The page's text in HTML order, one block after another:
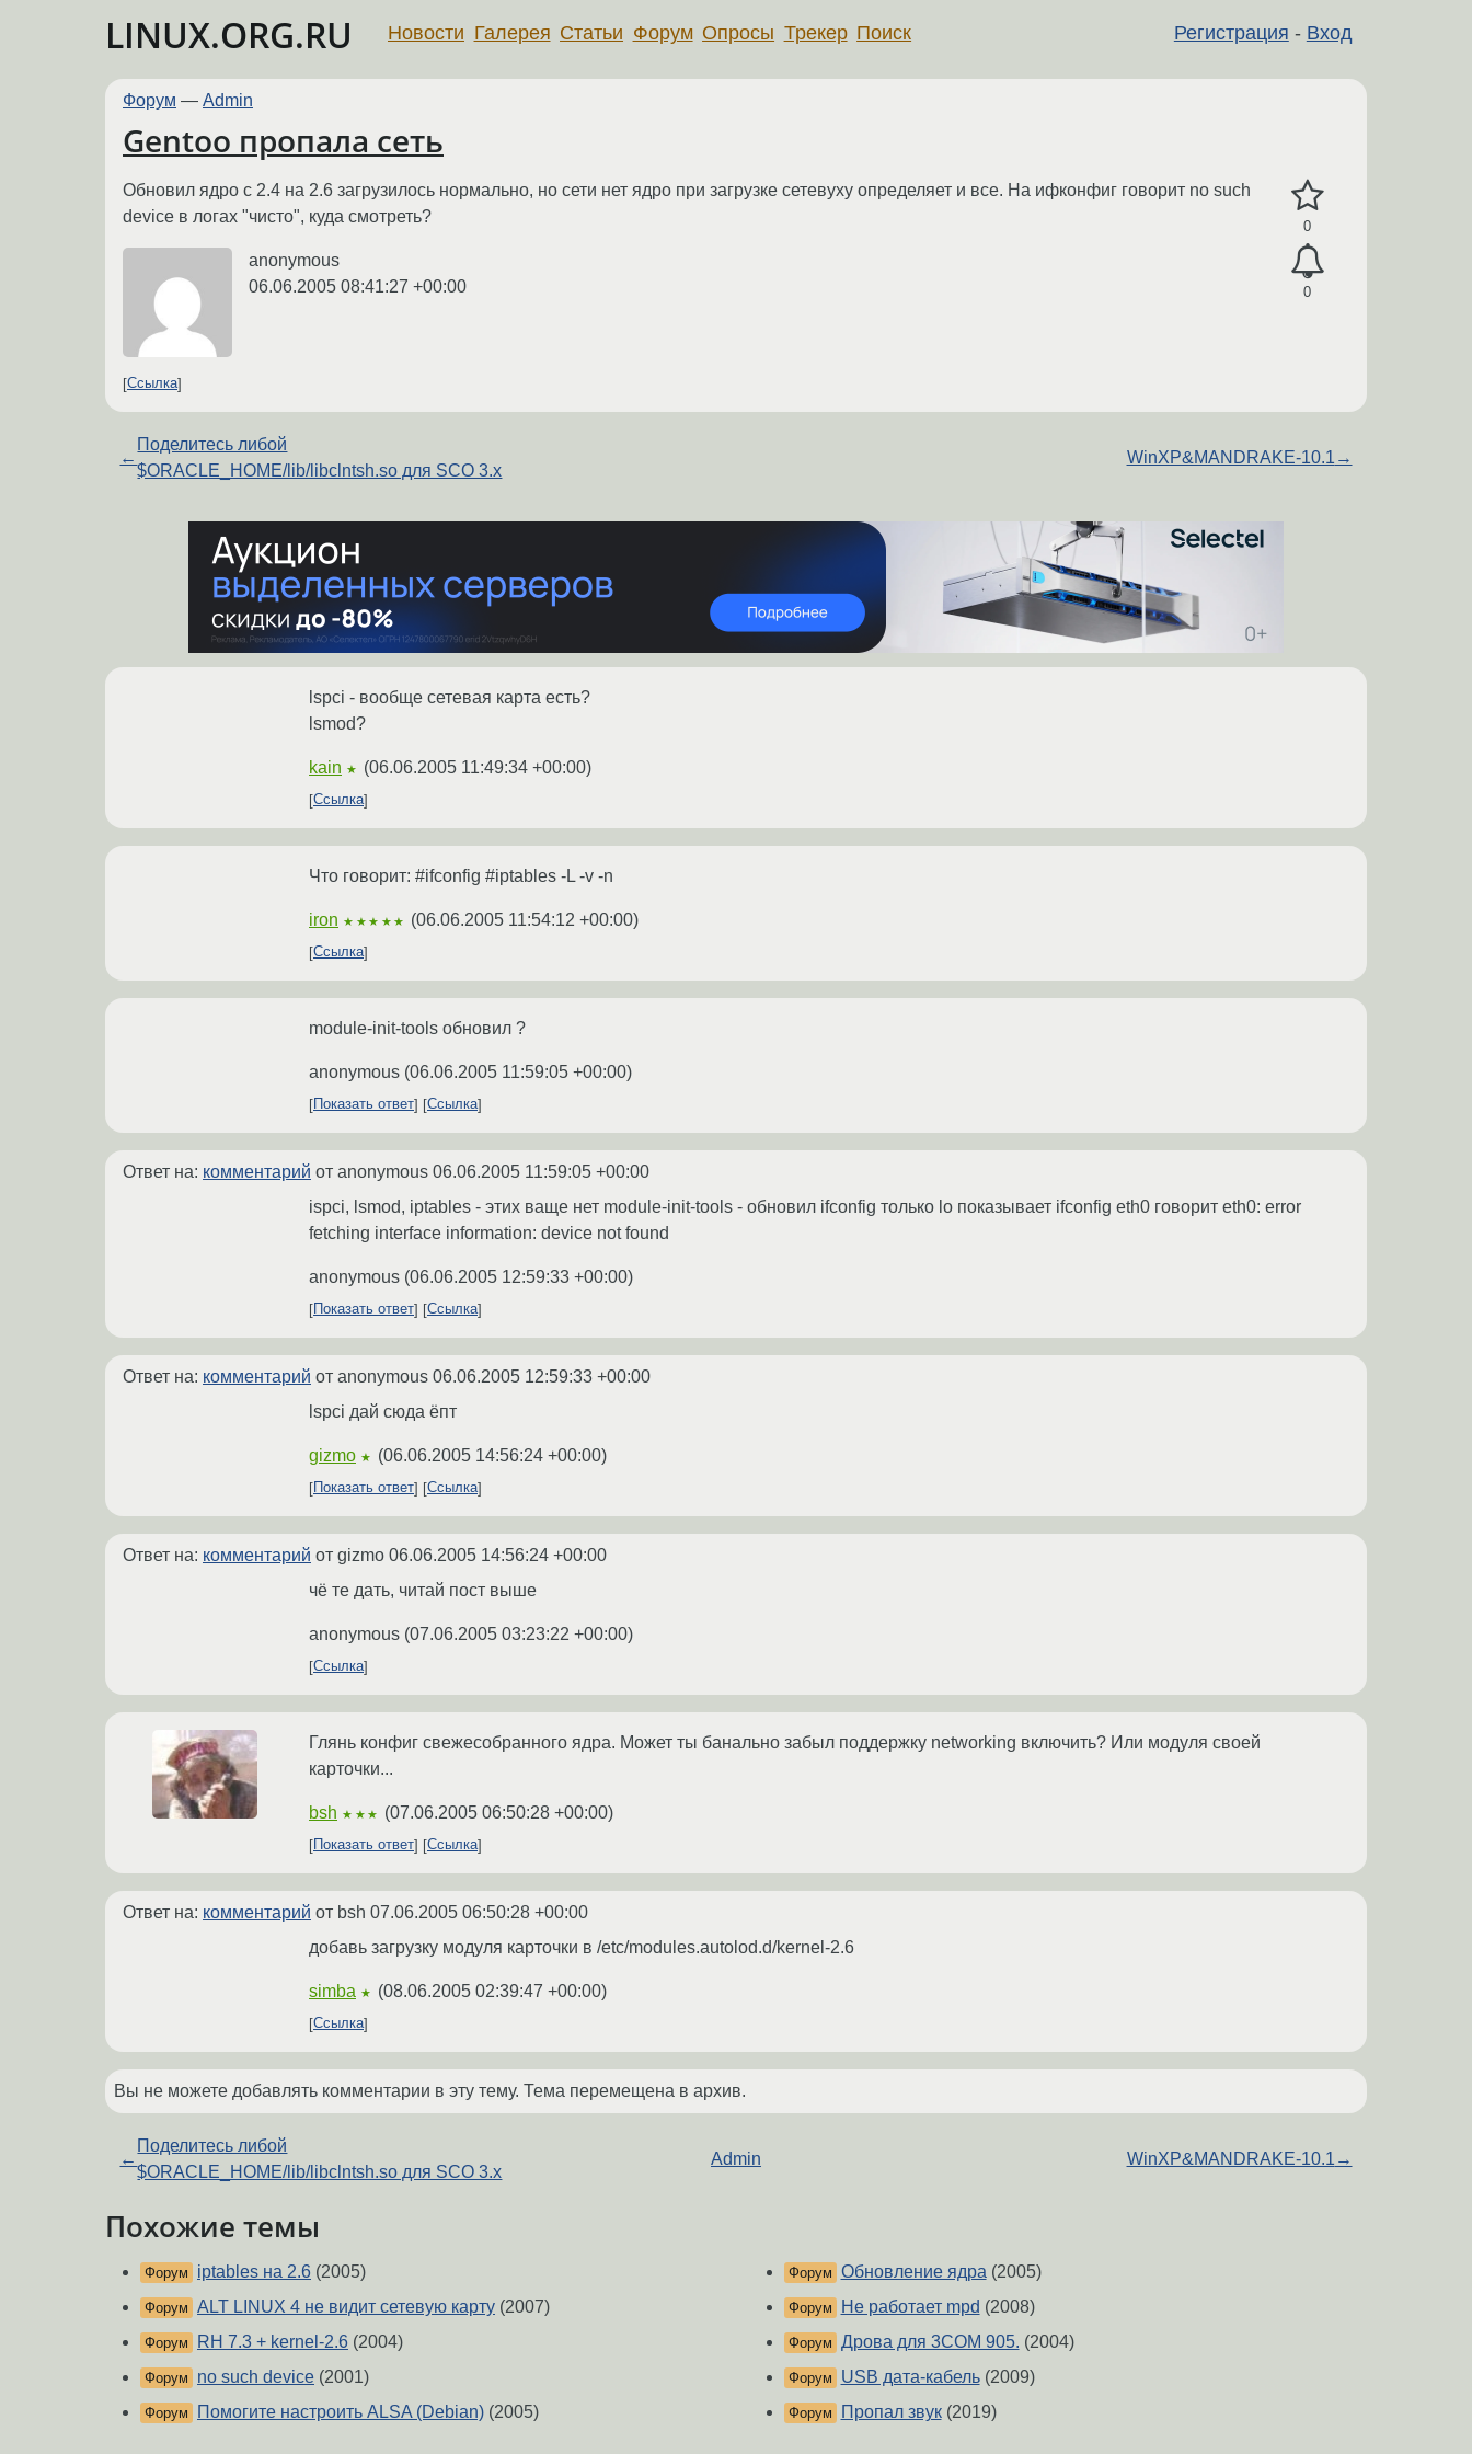
LINUX.ORG.RU Регистрация - Вход
Новости Галерея Статьи Форум Опросы Трекер Поиск
Форум — Admin
Gentoo пропала сеть
0
0
Обновил ядро с 2.4 на 2.6 загрузилось нормально, но сети нет ядро при загрузке сетевуху определяет и все. На ифконфиг говорит no such
device в логах "чисто", куда смотреть?
anonymous
06.06.2005 08:41:27 +00:00
Ссылка
←
Поделитесь либой
$ORACLE_HOME/lib/libclntsh.so для SCO 3.x
WinXP&MANDRAKE-10.1 →
lspci - вообще сетевая карта есть?
lsmod?
kain ★ (06.06.2005 11:49:34 +00:00)
Ссылка
Что говорит: #ifconfig #iptables -L -v -n
iron ★★★★★ (06.06.2005 11:54:12 +00:00)
Ссылка
module-init-tools обновил ?
anonymous (06.06.2005 11:59:05 +00:00)
Показать ответ Ссылка
Ответ на: комментарий от anonymous 06.06.2005 11:59:05 +00:00
ispci, lsmod, iptables - этих ваще нет module-init-tools - обновил ifconfig только lo показывает ifconfig eth0 говорит eth0: error
fetching interface information: device not found
anonymous (06.06.2005 12:59:33 +00:00)
Показать ответ Ссылка
Ответ на: комментарий от anonymous 06.06.2005 12:59:33 +00:00
lspci дай сюда ёпт
gizmo ★ (06.06.2005 14:56:24 +00:00)
Показать ответ Ссылка
Ответ на: комментарий от gizmo 06.06.2005 14:56:24 +00:00
чё те дать, читай пост выше
anonymous (07.06.2005 03:23:22 +00:00)
Ссылка
Глянь конфиг свежесобранного ядра. Может ты банально забыл поддержку networking включить? Или модуля своей
карточки...
bsh ★★★ (07.06.2005 06:50:28 +00:00)
Показать ответ Ссылка
Ответ на: комментарий от bsh 07.06.2005 06:50:28 +00:00
добавь загрузку модуля карточки в /etc/modules.autolod.d/kernel-2.6
simba ★ (08.06.2005 02:39:47 +00:00)
Ссылка
Вы не можете добавлять комментарии в эту тему. Тема перемещена в архив.
←
Поделитесь либой
$ORACLE_HOME/lib/libclntsh.so для SCO 3.x
Admin WinXP&MANDRAKE-10.1 →
Похожие темы
Форум iptables на 2.6 (2005)
Форум ALT LINUX 4 не видит сетевую карту (2007)
Форум RH 7.3 + kernel-2.6 (2004)
Форум no such device (2001)
Форум Помогите настроить ALSA (Debian) (2005)
Форум Обновление ядра(2005)
Форум Не работает mpd (2008)
Форум Дрова для 3COM 905. (2004)
Форум USB дата-кабель(2009)
Форум Пропал звук(2019)